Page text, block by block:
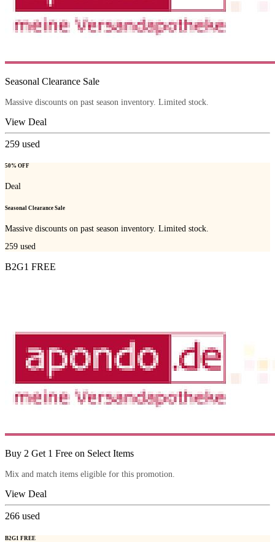
Seasonal Clearance Sale
Massive discounts on past season inventory. Limited stock.
View Deal
259 used
50% OFF
Deal
Seasonal Clearance Sale
Massive discounts on past season inventory. Limited stock.
259 used
B2G1 FREE
Buy 2 Get 1 Free on Select Items
Mix and match items eligible for this promotion.
View Deal
266 used
B2G1 FREE